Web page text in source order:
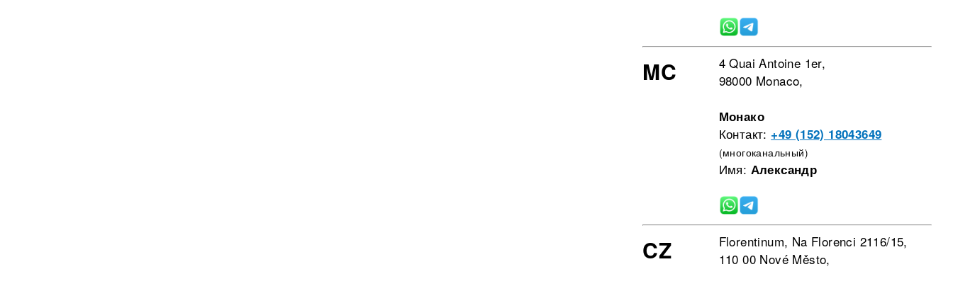
MC
4 Quai Antoine 1er,
98000 Monaco,
Монако
Контакт: +49 (152) 18043649
(многоканальный)
Имя: Александр
CZ
Florentinum, Na Florenci 2116/15,
110 00 Nové Město,